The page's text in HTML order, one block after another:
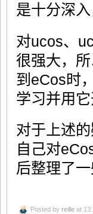
是十分深
对ucos、
很强大，
到eCos时
学习并用它
对于上述
自己对
后整理了一
Posted by reille at